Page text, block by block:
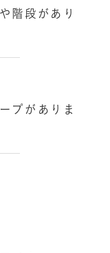
階段があり
プがありま